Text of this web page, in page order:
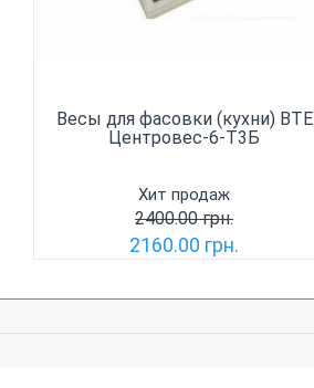
Весы для фасовки (кухни) ВТЕ
Центровес-6-Т3Б
Хит продаж
2400.00 грн.
2160.00 грн.